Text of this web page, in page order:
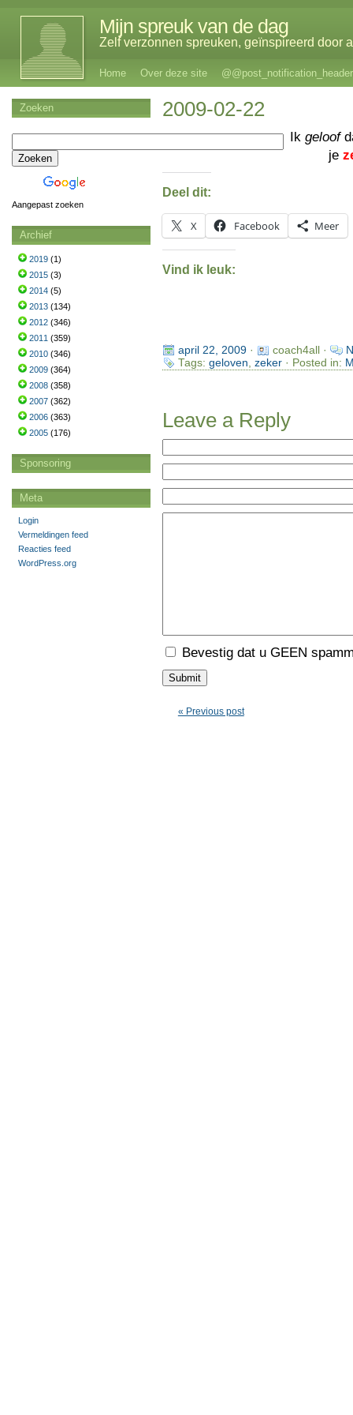
Mijn spreuk van de dag
Zelf verzonnen spreuken, geïnspireerd door
Home Over deze site @@post_notification_header
2009-02-22
Ik geloof
je
Deel dit:
X Facebook Meer
Vind ik leuk:
april 22, 2009· coach4all ·
Tags: geloven zeker· Posted in:
Leave a Reply
Bevestig dat u GEEN
« Previous post
Zoeken
Aangepast zoeken
Archief
2019 (1)
2015 (3)
2014 (5)
2013 (134)
2012 (346)
2011 (359)
2010 (346)
2009 (364)
2008 (358)
2007 (362)
2006 (363)
2005 (176)
Sponsoring
Meta
Login
Vermeldingen feed
Reacties feed
WordPress.org